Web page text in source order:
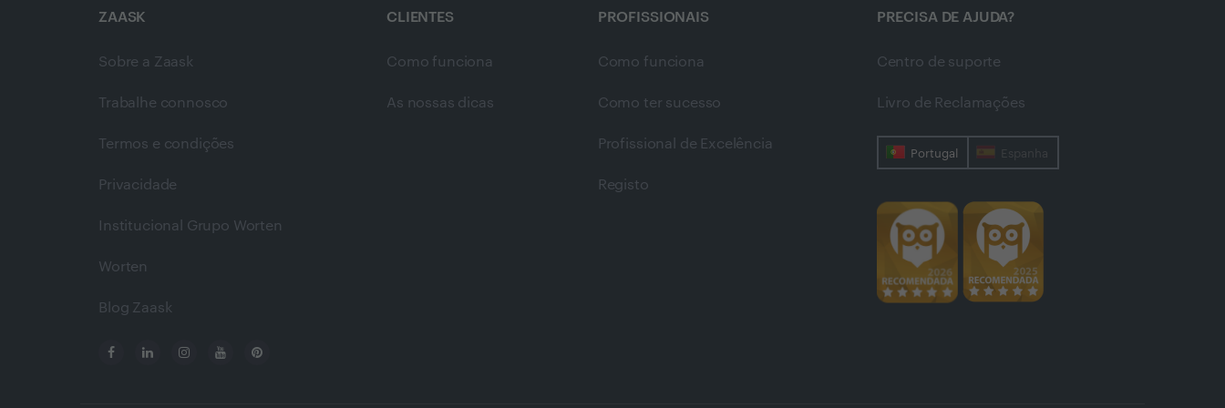
ZAASK
Sobre a Zaask
Trabalhe connosco
Termos e condições
Privacidade
Institucional Grupo Worten
Worten
Blog Zaask
CLIENTES
Como funciona
As nossas dicas
PROFISSIONAIS
Como funciona
Como ter sucesso
Profissional de Excelência
Registo
PRECISA DE AJUDA?
Centro de suporte
Livro de Reclamações
Portugal Espanha